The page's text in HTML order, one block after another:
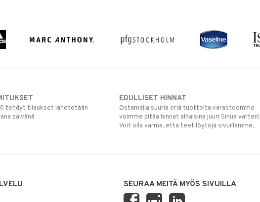
tehdyt tilaukset lähetetään
päivänä
EDULLISET HINNAT
Ostamalla suuria eriä tuotteita varastoomme
voimme pitää hinnat alhaisina juuri Sinua varten!
Voit olla varma, että teet löytöjä sivuillamme.
SEURAA MEITÄ MYÖS SIVUILLA